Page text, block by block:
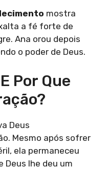
mostra
a fé forte de
Ana orou depois
o poder de Deus.
Por Que
Deus
Mesmo após sofrer
ela permaneceu
Deus lhe deu um